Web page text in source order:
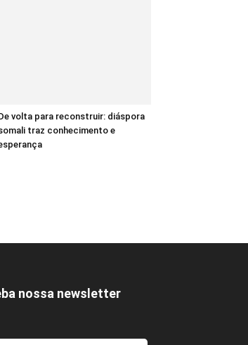
volta para reconstruir: diáspora
traz conhecimento e
nossa newsletter